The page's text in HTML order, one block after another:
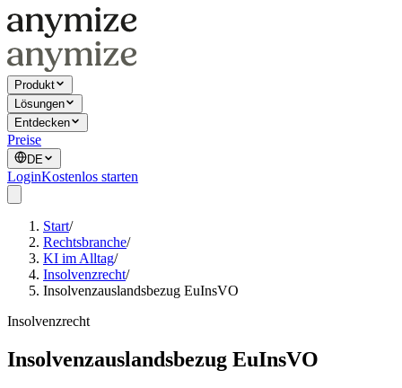
Produkt
Lösungen
Entdecken
Preise
DE
LoginKostenlos starten
Start/
Rechtsbranche/
KI im Alltag/
Insolvenzrecht/
Insolvenzauslandsbezug EuInsVO
Insolvenzrecht
Insolvenzauslandsbezug EuInsVO